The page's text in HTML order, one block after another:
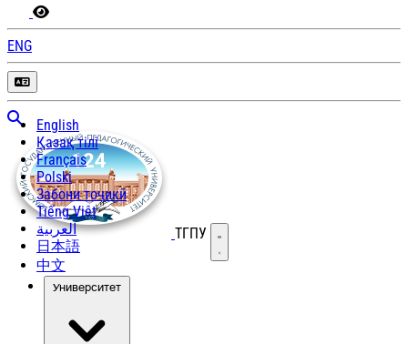
ENG
English
Қазақ тілі
Français
Polski
Забони тоҷикӣ
Tiếng Việt
العربية
日本語
中文
ТГПУ Открыть меню
Университет